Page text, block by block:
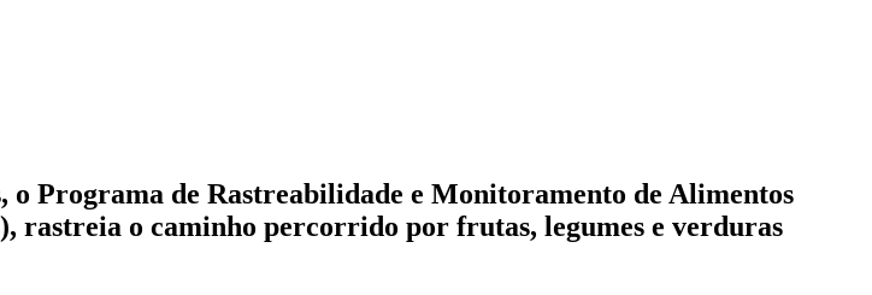
o Programa de Rastreabilidade e Monitoramento de Alimentos
rastreia o caminho percorrido por frutas, legumes e verduras